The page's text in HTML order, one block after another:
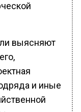
выясняют
и иные